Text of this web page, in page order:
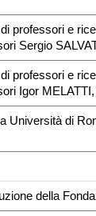
professori e
Sergio
professori e
Igor
Università di
della